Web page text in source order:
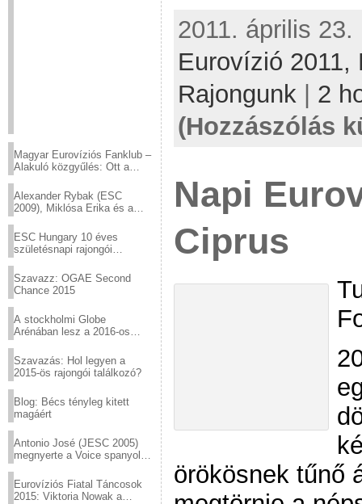
Magyar Eurovíziós Fanklub –
Alakuló közgyűlés: Ott a
Alexander Rybak (ESC
2009), Miklósa Erika és a
sztárjai a Margitszigeten
ESC Hungary 10 éves
születésnapi rajongói
Szavazz: OGAE Second
Chance 2015
A stockholmi Globe
Arénában lesz a 2016-os
Szavazás: Hol legyen a
2015-ös rajongói találkozó?
Blog: Bécs tényleg kitett
magáért
Antonio José (JESC 2005)
megnyerte a Voice spanyol
Eurovíziós Fiatal Táncosok
2015: Viktoria Nowak a
2011. április
Eurovízió 2011,
Rajongunk
2
(Hozzászólás
Napi
Ciprus
örökösnek tűnő